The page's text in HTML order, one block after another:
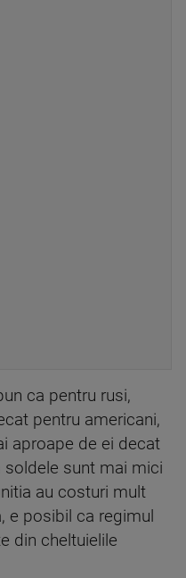
ca pentru rusi,
pentru americani,
aproape de ei decat
soldele sunt mai mici
au costuri mult
e posibil ca regimul
din cheltuielile